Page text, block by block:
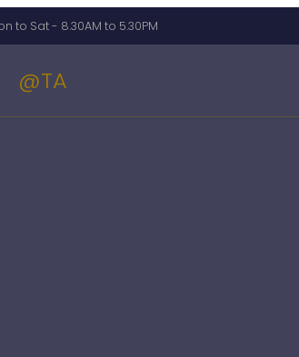
to Sat - 8.30AM to 5.30PM
@TA